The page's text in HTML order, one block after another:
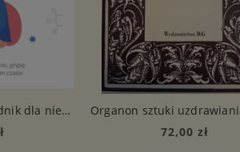
Infekcja STOP - Poradnik dla niecierpliwych pacjentów
72,00 zł